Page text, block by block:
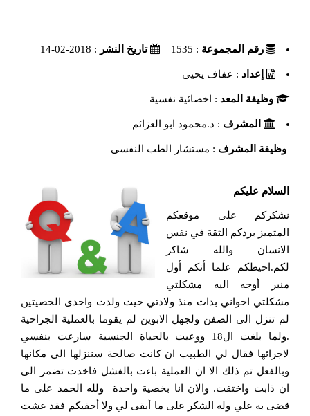
رقم المجموعة : 1535 تاريخ النشر : 2018-02-14
إعداد : عفاف يحيى
وظيفة المعد : اخصائية نفسية
المشرف : د.محمود ابو العزائم
وظيفة المشرف : مستشار الطب النفسى
السلام عليكم
نشكركم على موقعكم
المتميز بردكم الثقة في نفس
الانسان والله شاكر
لكم.احيطكم علما أنكم أول
منبر أوجه اليه مشكلتي
مشكلتي اخواني بدات منذ ولادتي حيت ولدت واحدى الخصيتين
لم تنزل الى الصفن ولجهل الابوين لم يقوما بالعملية الجراحية
.ولما بلغت ال18 ووعيت بالحياة الجنسية سارعت بنفسي
لاجرائها فقال لي الطبيب ان كانت صالحة سننزلها الى مكانها
وبالفعل تم ذلك الا ان العملية باءت بالفشل فاخدت تضمر الى
ان ذابت واختفت. والان انا بخصية واحدة ولله الحمد على ما
قضى به علي وله الشكر على ما أبقى لي ولا أخفيكم فقد عشت